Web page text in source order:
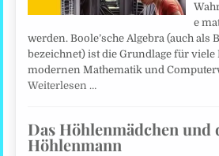
e
werden. Boole’sche Algebra (auch als
bezeichnet) ist die Grundlage für viele
modernen Mathematik und
Weiterlesen …
Das Höhlenmädchen und
Höhlenmann